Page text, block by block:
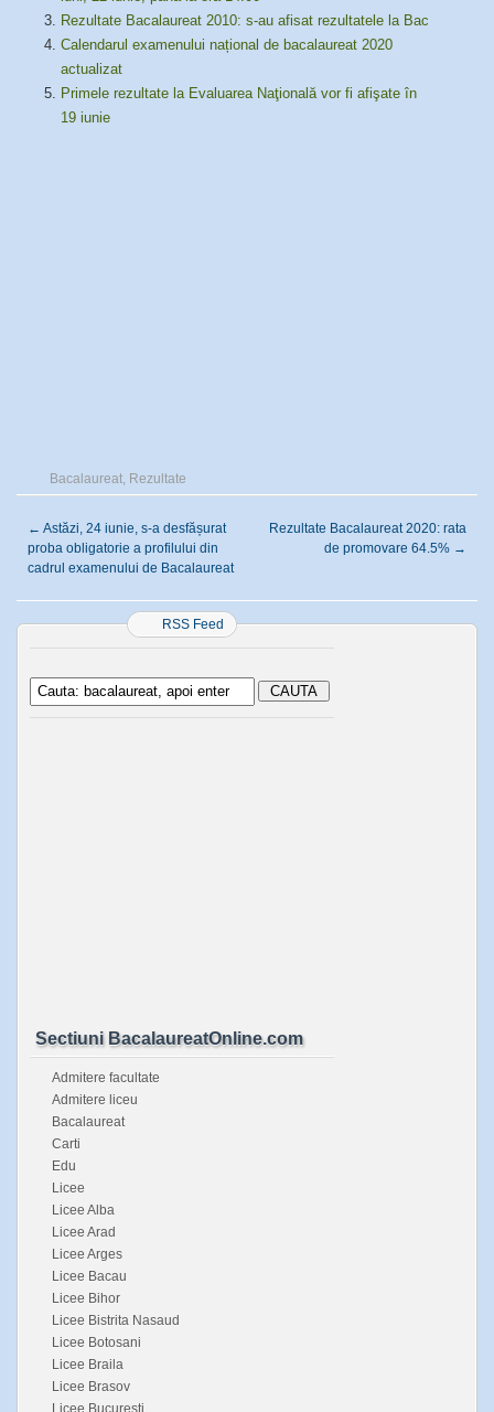
Rezultate Bacalaureat 2010: s-au afisat rezultatele la Bac
Calendarul examenului național de bacalaureat 2020
actualizat
Primele rezultate la Evaluarea Naţională vor fi afişate în
19 iunie
Bacalaureat, Rezultate
← Astăzi, 24 iunie, s-a desfășurat
proba obligatorie a profilului din
cadrul examenului de Bacalaureat
Rezultate Bacalaureat 2020: rata
de promovare 64.5% →
RSS Feed
Sectiuni BacalaureatOnline.com
Admitere facultate
Admitere liceu
Bacalaureat
Carti
Edu
Licee
Licee Alba
Licee Arad
Licee Arges
Licee Bacau
Licee Bihor
Licee Bistrita Nasaud
Licee Botosani
Licee Braila
Licee Brasov
Licee Bucuresti